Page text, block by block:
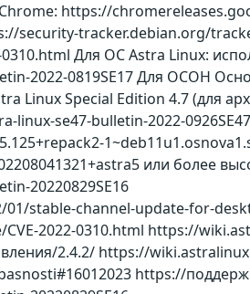
https://
security-tracker.debian.org/
Для ОС Astra Linux:
2022-0819SE17 Для ОСОН
Linux Special Edition 4.7 (для
linux-se47-bulletin-2022-
или более
20220829SE16
stable-channel-update-for-
2022-0310.html https://
2.4.2/ https://
https://